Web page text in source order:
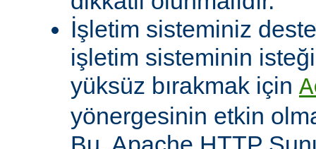
İşletim sisteminiz
işletim sisteminin isteği
yüksüz bırakmak için
yönergesinin etkin